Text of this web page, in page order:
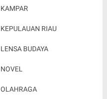
KAMPAR
KEPULAUAN RIAU
LENSA BUDAYA
NOVEL
OLAHRAGA